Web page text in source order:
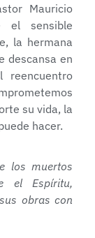
Mauricio
el sensible
la hermana
descansa en
reencuentro
su vida, la
hacer.
los muertos
el Espíritu,
obras con